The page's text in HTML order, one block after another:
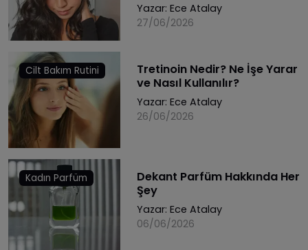
Yazar: Ece Atalay
27/06/2026
Cilt Bakım Rutini
Tretinoin Nedir? Ne İşe Yarar
ve Nasıl Kullanılır?
Yazar: Ece Atalay
26/06/2026
Kadın Parfüm
Dekant Parfüm Hakkında Her
Şey
Yazar: Ece Atalay
06/06/2026